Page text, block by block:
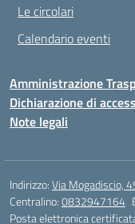
Le circolari
Calendario eventi
Amministrazione
Dichiarazione di
Note legali
Indirizzo:Via Mogadiscio,
Centralino:0832947164
Posta elettronica